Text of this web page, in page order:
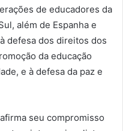
de educadores da
além de Espanha e
defesa dos direitos dos
da educação
e à defesa da paz e
seu compromisso